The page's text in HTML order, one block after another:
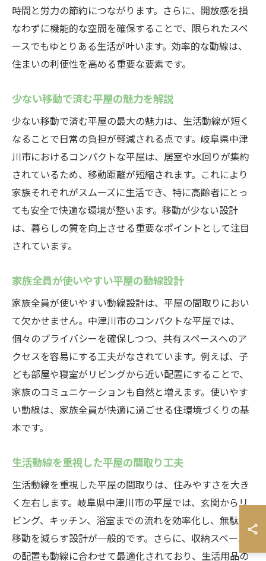
時間と労力の節約につながります。さらに、開放感を損
なわずに機能的な空間を確保することで、限られたスペ
ースでもゆとりある生活が叶います。効率的な動線は、
住まいの利便性を高める重要な要素です。
少ない移動で済む平屋の魅力を解説
少ない移動で済む平屋の最大の魅力は、生活動線が短く
なることで日常の負担が軽減される点です。岐阜県中津
川市におけるコンパクトな平屋は、居室や水回りが集約
されているため、移動距離が短縮されます。これにより
家族それぞれがスムーズに生活でき、特に高齢者にとっ
ても安全で快適な環境が整います。移動が少ない設計
は、暮らしの質を向上させる重要なポイントとして注目
されています。
家族全員が使いやすい平屋の動線設計
家族全員が使いやすい動線設計は、平屋の間取りにおい
て欠かせません。中津川市のコンパクトな平屋では、
個々のプライバシーを確保しつつ、共有スペースへのア
クセスを容易にする工夫がなされています。例えば、子
ども部屋や寝室がリビングから近い配置にすることで、
家族のコミュニケーションも自然と増えます。使いやす
い動線は、家族全員が快適に過ごせる住環境づくりの基
本です。
生活動線を重視した平屋の間取り工夫
生活動線を重視した平屋の間取りは、住みやすさを大き
く左右します。岐阜県中津川市の平屋では、玄関からリ
ビング、キッチン、浴室までの流れを効率化し、無駄な
移動を減らす設計が一般的です。さらに、収納スペース
の配置も動線に合わせて最適化されており、生活用品の